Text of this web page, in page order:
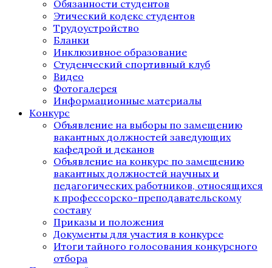
Обязанности студентов
Этический кодекс студентов
Трудоустройство
Бланки
Инклюзивное образование
Студенческий спортивный клуб
Видео
Фотогалерея
Информационные материалы
Конкурс
Объявление на выборы по замещению
вакантных должностей заведующих
кафедрой и деканов
Объявление на конкурс по замещению
вакантных должностей научных и
педагогических работников, относящихся
к профессорско-преподавательскому
составу
Приказы и положения
Документы для участия в конкурсе
Итоги тайного голосования конкурсного
отбора